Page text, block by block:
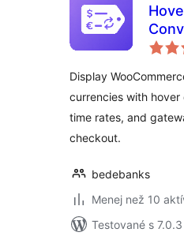
Display
currencies with hover
time rates, and
checkout.
bedebanks
Menej než 10
Testované s 7.0.3